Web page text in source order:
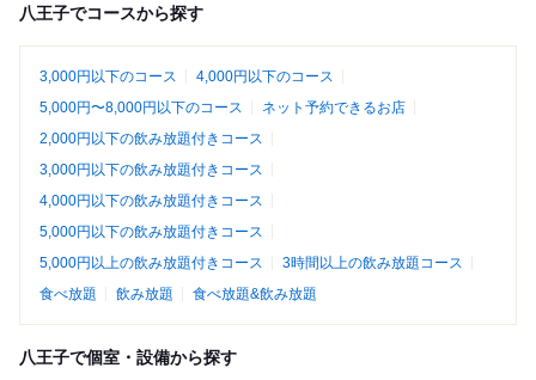
八王子でコースから探す
3,000円以下のコース
4,000円以下のコース
5,000円〜8,000円以下のコース
ネット予約できるお店
2,000円以下の飲み放題付きコース
3,000円以下の飲み放題付きコース
4,000円以下の飲み放題付きコース
5,000円以下の飲み放題付きコース
5,000円以上の飲み放題付きコース
3時間以上の飲み放題コース
食べ放題
飲み放題 食べ放題&飲み放題
八王子で個室・設備から探す